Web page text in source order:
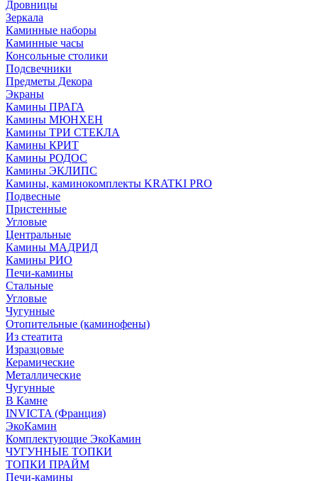
Дровницы
Зеркала
Каминные наборы
Каминные часы
Консольные столики
Подсвечники
Предметы Декора
Экраны
Камины ПРАГА
Камины МЮНХЕН
Камины ТРИ СТЕКЛА
Камины КРИТ
Камины РОДОС
Камины ЭКЛИПС
Камины, каминокомплекты KRATKI PRO
Подвесные
Пристенные
Угловые
Центральные
Камины МАДРИД
Камины РИО
Печи-камины
Стальные
Угловые
Чугунные
Отопительные (каминофены)
Из стеатита
Изразцовые
Керамические
Металлические
Чугунные
В Камне
INVICTA (Франция)
ЭкоКамин
Комплектующие ЭкоКамин
ЧУГУННЫЕ ТОПКИ
ТОПКИ ПРАЙМ
Печи-камины